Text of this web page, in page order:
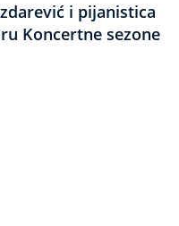
i pijanistica
Koncertne sezone